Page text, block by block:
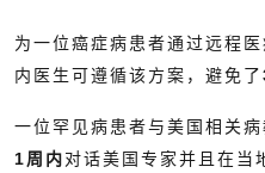
为一位癌症病患者通过远程
内医生可遵循该方案，避免了
一位罕见病患者与美国相关
1周内对话美国专家并且在当